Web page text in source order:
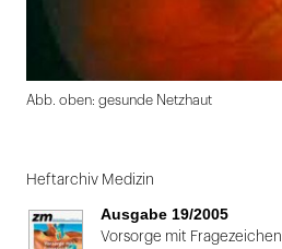
Abb. oben: gesunde Netzhaut
1
von
2
Heftarchiv Medizin
Ausgabe 19/2005
Vorsorge mit Fragezeichen